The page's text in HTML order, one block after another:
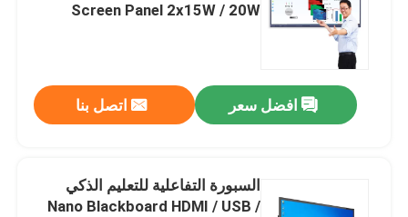
Screen Panel 2x15W / 20W
افضل سعر اتصل بنا
السبورة التفاعلية للتعليم الذكي
Nano Blackboard HDMI / USB /